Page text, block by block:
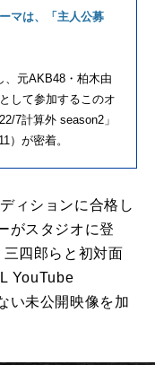
マは、「主人公募
、元AKB48 ・柏木由
して参加するこのオ
22/7計算外 season2 」
）が密着。
ィションに合格し
がスタジオに登
三四郎らと初対面
YouTube
い未公開映像を加